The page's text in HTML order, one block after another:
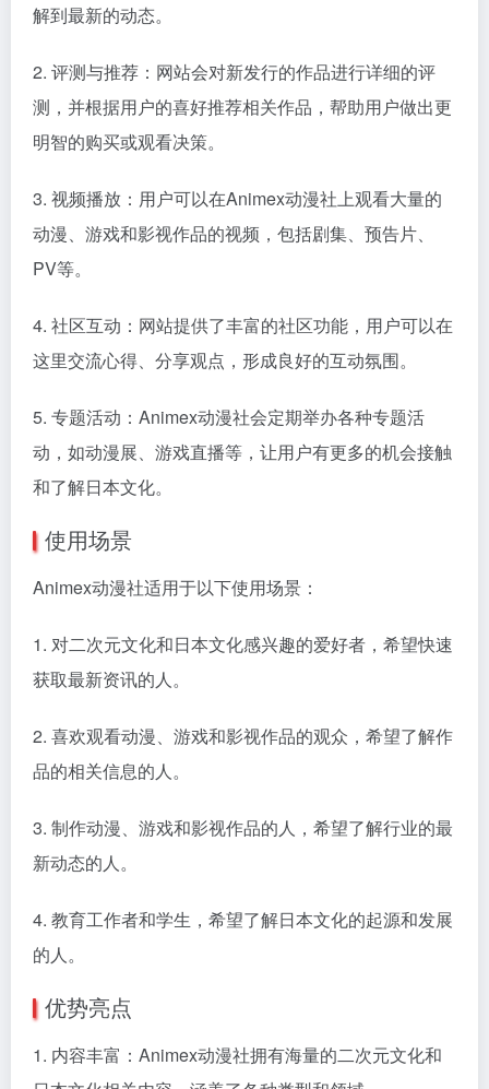
解到最新的动态。
2. 评测与推荐：网站会对新发行的作品进行详细的评
测，并根据用户的喜好推荐相关作品，帮助用户做出更
明智的购买或观看决策。
3. 视频播放：用户可以在Animex动漫社上观看大量的
动漫、游戏和影视作品的视频，包括剧集、预告片、
PV等。
4. 社区互动：网站提供了丰富的社区功能，用户可以在
这里交流心得、分享观点，形成良好的互动氛围。
5. 专题活动：Animex动漫社会定期举办各种专题活
动，如动漫展、游戏直播等，让用户有更多的机会接触
和了解日本文化。
使用场景
Animex动漫社适用于以下使用场景：
1. 对二次元文化和日本文化感兴趣的爱好者，希望快速
获取最新资讯的人。
2. 喜欢观看动漫、游戏和影视作品的观众，希望了解作
品的相关信息的人。
3. 制作动漫、游戏和影视作品的人，希望了解行业的最
新动态的人。
4. 教育工作者和学生，希望了解日本文化的起源和发展
的人。
优势亮点
1. 内容丰富：Animex动漫社拥有海量的二次元文化和